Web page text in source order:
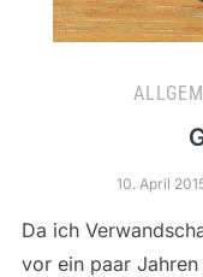
10. April
Da ich
vor ein paar